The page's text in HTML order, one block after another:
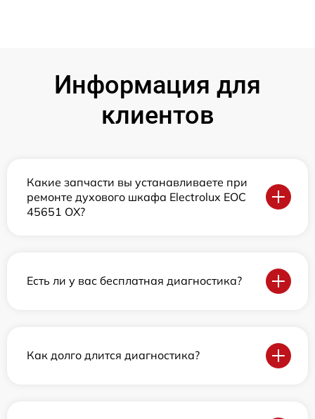
Информация для
клиентов
Какие запчасти вы устанавливаете при
ремонте духового шкафа Electrolux EOC
45651 OX?
Есть ли у вас бесплатная диагностика?
Как долго длится диагностика?